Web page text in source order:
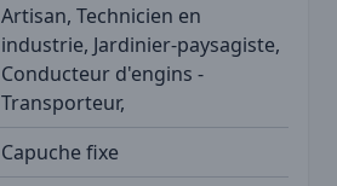
Artisan, Technicien en
industrie, Jardinier-paysagiste,
Conducteur d'engins -
Transporteur,
Capuche fixe